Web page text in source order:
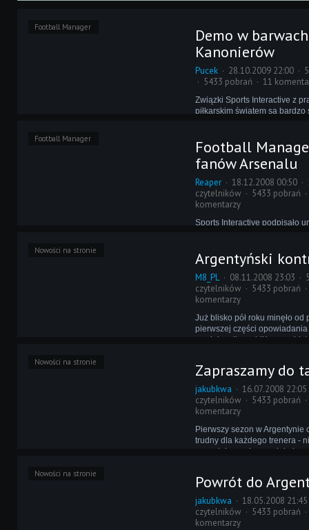
Football Manager
Demo w barwach
Kanonierów
Pucek 28.10.2009 22:00
5433 pobrań
11
Związki Sports Interactive z
piłkarskim światem są
jakiegoś czasu w tym gronie
także "The Gunners".
Football Manager
Football
fanów Arsenalu
Reaper 18.12.2008 00:50
czytelników
5433 pobrań
komentarzy
Sports Interactive podpisało
specjalną edycję FM-a.
będzie dodatkami, które
rozgrywkę fanom Kanonierów.
Nowości na stronie Argentyński
M8_PL 08.11.2008 23:03
czytelników
5433 pobrań
komentarzy
Już blisko pół roku minęło od
pierwszej części
swojej serii przybliża nam
Arsenal de Sarandi. Czym
razem?
Nowości na stronie Zapraszamy do
jakubkwa
16.07.2008 22:05
czytelników
5433 pobrań
komentarzy
Pierwszy sezon w Argentynie
trudny dla każdego trenera -
zawodnicy mają zupełnie
drugim sezonie jednak nie
ulgowej.
Nowości na stronie Powrót do
jakubkwa
18.05.2008 21:45
czytelników
5433 pobrań
komentarzy